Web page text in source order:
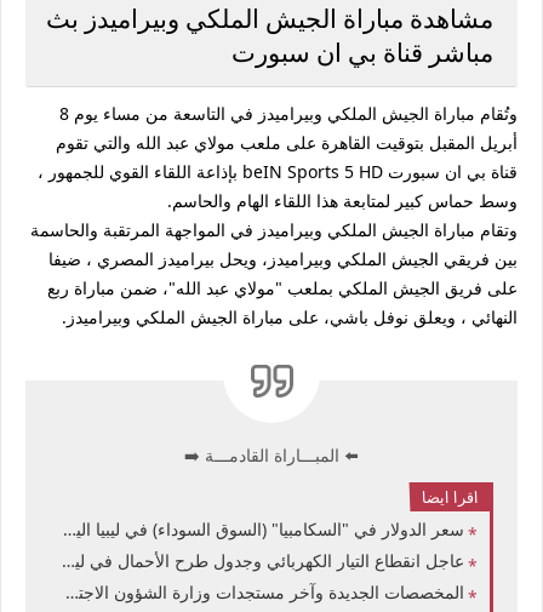
مشاهدة مباراة الجيش الملكي وبيراميدز بث
مباشر قناة بي ان سبورت
وتُقام مباراة الجيش الملكي وبيراميدز في التاسعة من مساء يوم 8
أبريل المقبل بتوقيت القاهرة على ملعب مولاي عبد الله والتي تقوم
قناة بي ان سبورت beIN Sports 5 HD بإذاعة اللقاء القوي للجمهور ،
وسط حماس كبير لمتابعة هذا اللقاء الهام والحاسم.
وتقام مباراة الجيش الملكي وبيراميدز في المواجهة المرتقبة والحاسمة
بين فريقي الجيش الملكي وبيراميدز، ويحل بيراميدز المصري ، ضيفا
على فريق الجيش الملكي بملعب "مولاي عبد الله"، ضمن مباراة ربع
النهائي ، ويعلق نوفل باشي، على مباراة الجيش الملكي وبيراميدز.
⬅️ المبـــاراة القادمـــة ➡️
اقرا ايضا
سعر الدولار في "السكامبيا" (السوق السوداء) في ليبيا اليوم الإثنين 13-7-2026: تحديث شامل
عاجل انقطاع التيار الكهربائي وجدول طرح الأحمال في ليبيا يوليو 2026 اعرف مواعيد القطع وعودة التيار
المخصصات الجديدة وآخر مستجدات وزارة الشؤون الاجتماعية ليبيا 2026: تفاصيل المخصصات المالية وقوائم الأسماء الجديدة